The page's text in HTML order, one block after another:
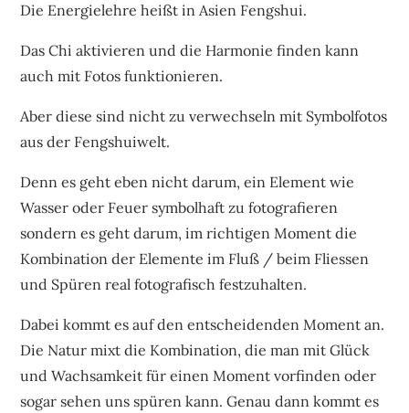
Die Energielehre heißt in Asien Fengshui.
Das Chi aktivieren und die Harmonie finden kann
auch mit Fotos funktionieren.
Aber diese sind nicht zu verwechseln mit Symbolfotos
aus der Fengshuiwelt.
Denn es geht eben nicht darum, ein Element wie
Wasser oder Feuer symbolhaft zu fotografieren
sondern es geht darum, im richtigen Moment die
Kombination der Elemente im Fluß / beim Fliessen
und Spüren real fotografisch festzuhalten.
Dabei kommt es auf den entscheidenden Moment an.
Die Natur mixt die Kombination, die man mit Glück
und Wachsamkeit für einen Moment vorfinden oder
sogar sehen uns spüren kann. Genau dann kommt es